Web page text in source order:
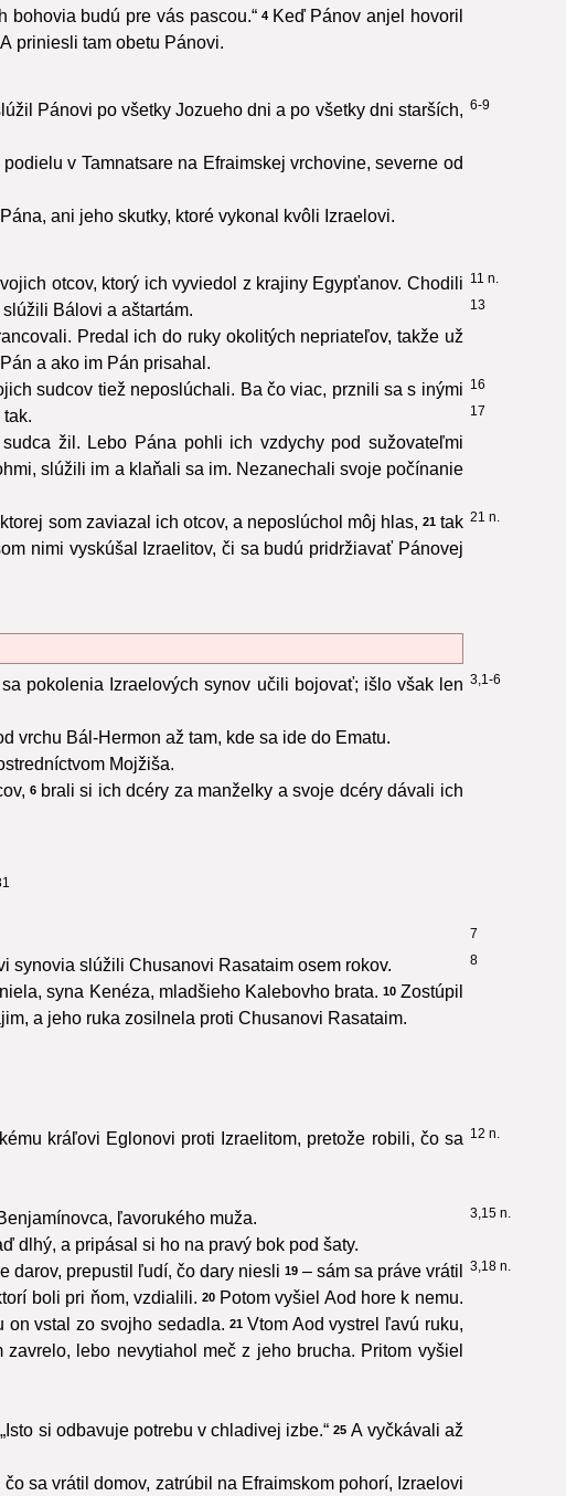
bohovia budú pre vás pascou.“ 4 Keď Pánov anjel hovoril
priniesli tam obetu Pánovi.
6-9
Pánovi po všetky Jozueho dni a po všetky dni starších,
v Tamnatsare na Efraimskej vrchovine, severne od
ani jeho skutky, ktoré vykonal kvôli Izraelovi.
11 n.
otcov, ktorý ich vyviedol z krajiny Egypťanov. Chodili
13
Bálovi a aštartám.
Predal ich do ruky okolitých nepriateľov, takže už
a ako im Pán prisahal.
16
17
sudcov tiež neposlúchali. Ba čo viac, prznili sa s inými
žil. Lebo Pána pohli ich vzdychy pod sužovateľmi
slúžili im a klaňali sa im. Nezanechali svoje počínanie
som zaviazal ich otcov, a neposlúchol môj hlas, 21 21 n.
tak
nimi vyskúšal Izraelitov, či sa budú pridržiavať Pánovej
3,1-6
pokolenia Izraelových synov učili bojovať; išlo však len
vrchu Bál-Hermon až tam, kde sa ide do Ematu.
Mojžiša.
6 brali si ich dcéry za manželky a svoje dcéry dávali ich
7
8
synovia slúžili Chusanovi Rasataim osem rokov.
syna Kenéza, mladšieho Kalebovho brata. 10 Zostúpil
a jeho ruka zosilnela proti Chusanovi Rasataim.
12 n.
kráľovi Eglonovi proti Izraelitom, pretože robili, čo sa
3,15 n.
ľavorukého muža.
dlhý, a pripásal si ho na pravý bok pod šaty.
3,18 n.
darov, prepustil ľudí, čo dary niesli 19 – sám sa práve vrátil
boli pri ňom, vzdialili. 20 Potom vyšiel Aod hore k nemu.
on vstal zo svojho sedadla. 21 Vtom Aod vystrel ľavú ruku,
lebo nevytiahol meč z jeho brucha. Pritom vyšiel
si odbavuje potrebu v chladivej izbe.“ 25 A vyčkávali až
čo sa vrátil domov, zatrúbil na Efraimskom pohorí, Izraelovi